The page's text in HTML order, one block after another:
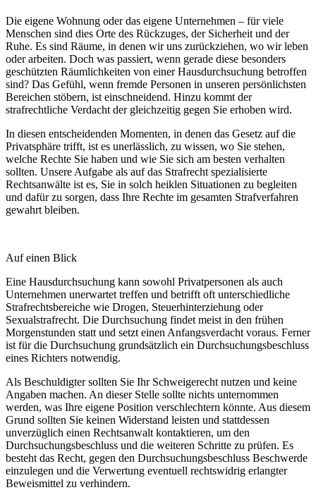
Die eigene Wohnung oder das eigene Unternehmen – für viele
Menschen sind dies Orte des Rückzuges, der Sicherheit und der
Ruhe. Es sind Räume, in denen wir uns zurückziehen, wo wir leben
oder arbeiten. Doch was passiert, wenn gerade diese besonders
geschützten Räumlichkeiten von einer Hausdurchsuchung betroffen
sind? Das Gefühl, wenn fremde Personen in unseren persönlichsten
Bereichen stöbern, ist einschneidend. Hinzu kommt der
strafrechtliche Verdacht der gleichzeitig gegen Sie erhoben wird.
In diesen entscheidenden Momenten, in denen das Gesetz auf die
Privatsphäre trifft, ist es unerlässlich, zu wissen, wo Sie stehen,
welche Rechte Sie haben und wie Sie sich am besten verhalten
sollten. Unsere Aufgabe als auf das Strafrecht spezialisierte
Rechtsanwälte ist es, Sie in solch heiklen Situationen zu begleiten
und dafür zu sorgen, dass Ihre Rechte im gesamten Strafverfahren
gewahrt bleiben.
Auf einen Blick
Eine Hausdurchsuchung kann sowohl Privatpersonen als auch
Unternehmen unerwartet treffen und betrifft oft unterschiedliche
Strafrechtsbereiche wie Drogen, Steuerhinterziehung oder
Sexualstrafrecht. Die Durchsuchung findet meist in den frühen
Morgenstunden statt und setzt einen Anfangsverdacht voraus. Ferner
ist für die Durchsuchung grundsätzlich ein Durchsuchungsbeschluss
eines Richters notwendig.
Als Beschuldigter sollten Sie Ihr Schweigerecht nutzen und keine
Angaben machen. An dieser Stelle sollte nichts unternommen
werden, was Ihre eigene Position verschlechtern könnte. Aus diesem
Grund sollten Sie keinen Widerstand leisten und stattdessen
unverzüglich einen Rechtsanwalt kontaktieren, um den
Durchsuchungsbeschluss und die weiteren Schritte zu prüfen. Es
besteht das Recht, gegen den Durchsuchungsbeschluss Beschwerde
einzulegen und die Verwertung eventuell rechtswidrig erlangter
Beweismittel zu verhindern.